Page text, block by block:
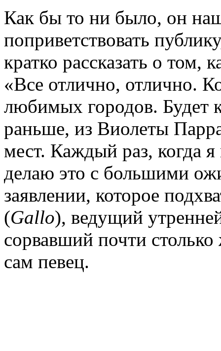
Как бы то ни было, он
поприветствовать
кратко рассказать о том,
«Все отлично, отлично.
любимых городов. Будет
раньше, из Виолеты
мест. Каждый раз, когда
делаю это с большими
заявлении, которое
(Gallo), ведущий
сорвавший почти
сам певец.